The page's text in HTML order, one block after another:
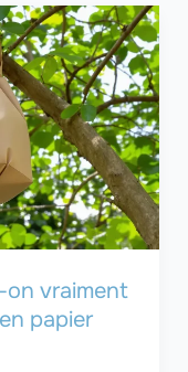
on vraiment
papier